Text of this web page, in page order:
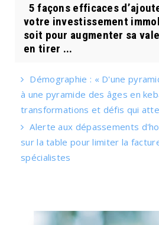
5 façons efficaces
votre investissement
soit pour augmenter sa
en tirer ...
Démographie : « D'une
à une pyramide des âges en
transformations et défis qui
Alerte aux dépassements
sur la table pour limiter la
spécialistes